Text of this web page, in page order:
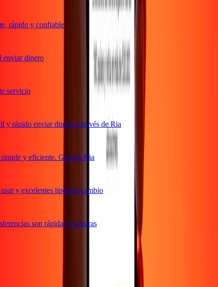
rápido y confiable
dinero
rápido enviar dinero a través de Ria
y eficiente. Gracias Ria
y excelentes tipos de cambio
son rápidas y seguras